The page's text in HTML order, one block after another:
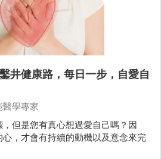
井健康路，每日一步，自愛自
醫學專家
但是您有真心想過愛自己嗎？因
，才會有持續的動機以及意念來完